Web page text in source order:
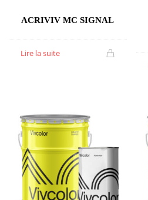
ACRIVIV MC SIGNAL
Lire la suite